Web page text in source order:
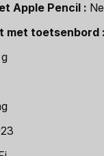
Apple Pencil
met toetsenbord